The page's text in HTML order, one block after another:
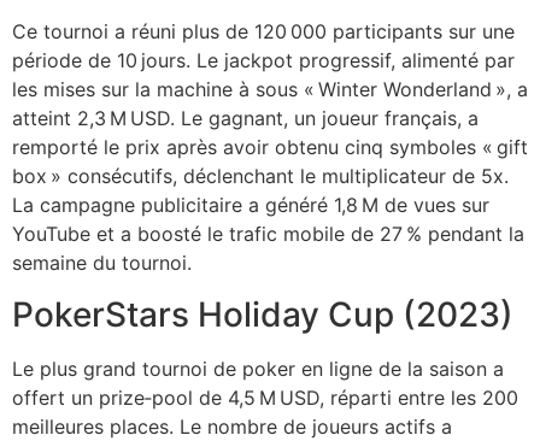
Ce tournoi a réuni plus de 120 000 participants sur une
période de 10 jours. Le jackpot progressif, alimenté par
les mises sur la machine à sous « Winter Wonderland », a
atteint 2,3 M USD. Le gagnant, un joueur français, a
remporté le prix après avoir obtenu cinq symboles « gift
box » consécutifs, déclenchant le multiplicateur de 5x.
La campagne publicitaire a généré 1,8 M de vues sur
YouTube et a boosté le trafic mobile de 27 % pendant la
semaine du tournoi.
PokerStars Holiday Cup (2023)
Le plus grand tournoi de poker en ligne de la saison a
offert un prize‑pool de 4,5 M USD, réparti entre les 200
meilleures places. Le nombre de joueurs actifs a